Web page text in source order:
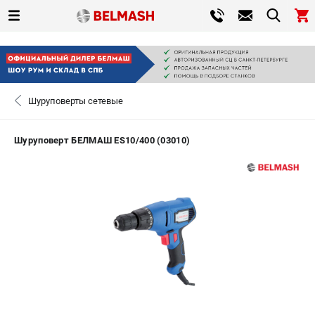
САНКТ-ПЕТЕРБУРГ
0
Шуруповерты сетевые
Шуруповерт БЕЛМАШ ES10/400 (03010)